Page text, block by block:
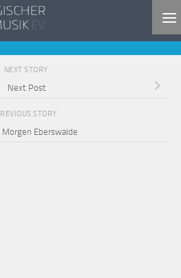
NEXT STORY
Next Post
STORY
Eberswalde